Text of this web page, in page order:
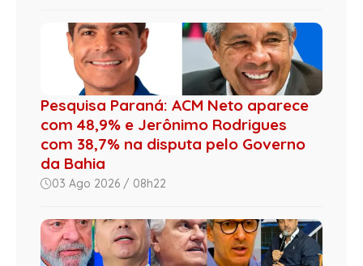
Pesquisa Paraná: ACM Neto aparece
com 48,9% e Jerônimo Rodrigues
com 38,7% na disputa pelo Governo
da Bahia
03 Ago 2026 / 08h22